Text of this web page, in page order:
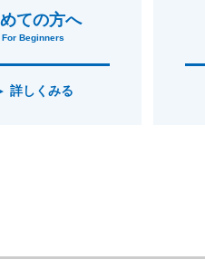
ての方へ
For Beginners
詳しくみる